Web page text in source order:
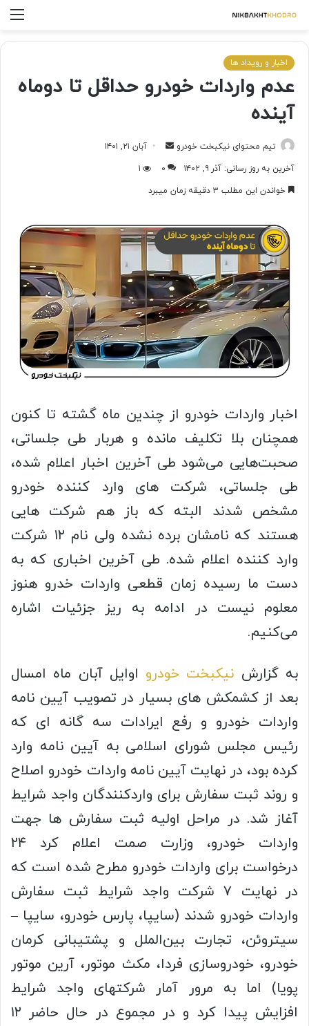
اخبار و رویداد ها
عدم واردات خودرو حداقل تا دوماه
آینده
تیم محتوای نیکبخت خودرو
آبان ۲۱, ۱۴۰۱
آخرین به روز رسانی: آذر ۹, ۱۴۰۲
۰
۱
خواندن این مطلب ۳ دقیقه زمان میبرد
اخبار واردات خودرو از چندین ماه گشته تا کنون
همچنان بلا تکلیف مانده و هربار طی جلساتی،
صحبت‌هایی می‌شود طی آخرین اخبار اعلام شده،
طی جلساتی، شرکت های وارد کننده خودرو
مشخص شدند البته که باز هم شرکت هایی
هستند که نامشان برده نشده ولی نام ۱۲ شرکت
وارد کننده اعلام شده. طی آخرین اخباری که به
دست ما رسیده زمان قطعی واردات خدرو هنوز
معلوم نیست در ادامه به ریز جزئیات اشاره
می‌کنیم.
به گزارش نیکبخت خودرو اوایل آبان ماه امسال
بعد از کشمکش های بسیار در تصویب آیین نامه
واردات خودرو و رفع ایرادات سه گانه ای که
رئیس مجلس شورای اسلامی به آیین نامه وارد
کرده بود، در نهایت آیین نامه واردات خودرو اصلاح
و روند ثبت سفارش برای واردکنندگان واجد شرایط
آغاز شد. در مراحل اولیه ثبت سفارش ها جهت
واردات خودرو، وزارت صمت اعلام کرد ۲۴
درخواست برای واردات خودرو مطرح شده است که
در نهایت ۷ شرکت واجد شرایط ثبت سفارش
واردات خودرو شدند (سایپا، پارس خودرو، سایپا –
سیتروئن، تجارت بین‌الملل و پشتیبانی کرمان
خودرو، خودروسازی فردا، مکث موتور، آرین موتور
پویا) اما به مرور آمار شرکتهای واجد شرایط
افزایش پیدا کرد و در مجموع در حال حاضر ۱۲